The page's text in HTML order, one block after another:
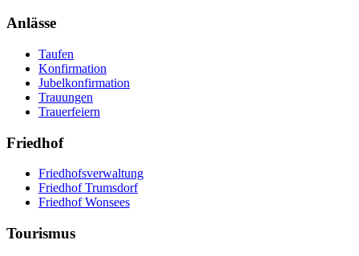
Anlässe
Taufen
Konfirmation
Jubelkonfirmation
Trauungen
Trauerfeiern
Friedhof
Friedhofsverwaltung
Friedhof Trumsdorf
Friedhof Wonsees
Tourismus